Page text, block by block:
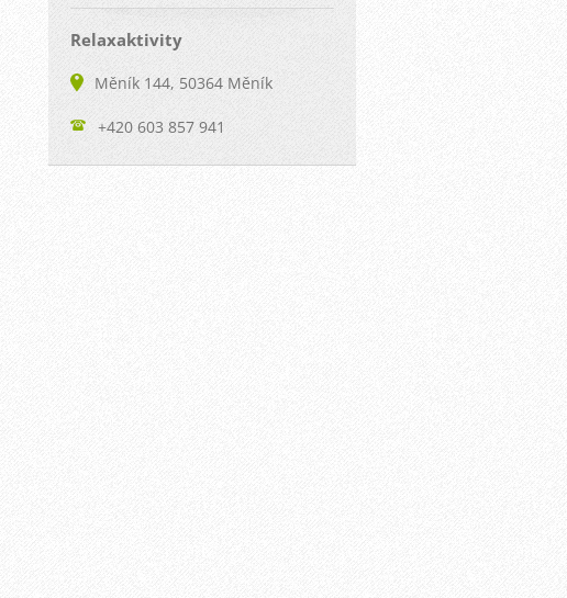
Relaxaktivity
Měník 144, 50364 Měník
+420 603 857 941